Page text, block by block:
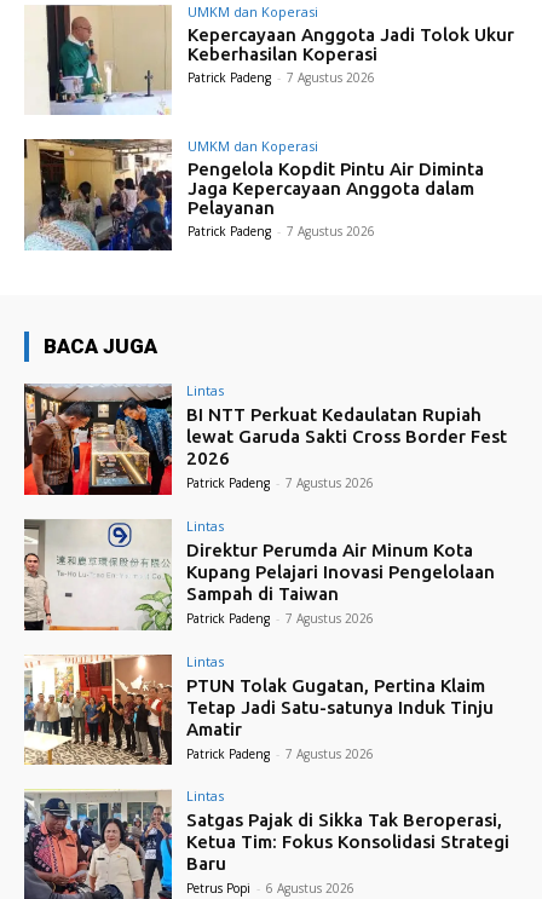
UMKM dan Koperasi
Kepercayaan Anggota Jadi Tolok Ukur
Keberhasilan Koperasi
Patrick Padeng - 7 Agustus 2026
UMKM dan Koperasi
Pengelola Kopdit Pintu Air Diminta
Jaga Kepercayaan Anggota dalam
Pelayanan
Patrick Padeng - 7 Agustus 2026
BACA JUGA
Lintas
BI NTT Perkuat Kedaulatan Rupiah
lewat Garuda Sakti Cross Border Fest
2026
Patrick Padeng - 7 Agustus 2026
Lintas
Direktur Perumda Air Minum Kota
Kupang Pelajari Inovasi Pengelolaan
Sampah di Taiwan
Patrick Padeng - 7 Agustus 2026
Lintas
PTUN Tolak Gugatan, Pertina Klaim
Tetap Jadi Satu-satunya Induk Tinju
Amatir
Patrick Padeng - 7 Agustus 2026
Lintas
Satgas Pajak di Sikka Tak Beroperasi,
Ketua Tim: Fokus Konsolidasi Strategi
Baru
Petrus Popi - 6 Agustus 2026